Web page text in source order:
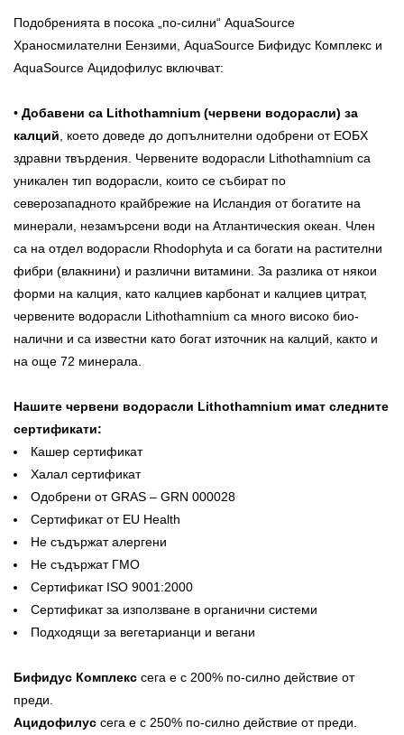
Подобренията в посока „по-силни“ AquaSource
Храносмилателни Еензими, AquaSource Бифидус Комплекс и
AquaSource Ацидофилус включват:
• Добавени са Lithothamnium (червени водорасли) за
калций , което доведе до допълнителни одобрени от ЕОБХ
здравни твърдения. Червените водорасли Lithothamnium са
уникален тип водорасли, които се събират по
северозападното крайбрежие на Исландия от богатите на
минерали, незамърсени води на Атлантическия океан. Член
са на отдел водорасли Rhodophyta и са богати на растителни
фибри (влакнини) и различни витамини. За разлика от някои
форми на калция, като калциев карбонат и калциев цитрат,
червените водорасли Lithothamnium са много високо био-
налични и са известни като богат източник на калций, както и
на още 72 минерала.
Нашите червени водорасли Lithothamnium имат следните
сертификати:
Кашер сертификат
Халал сертификат
Одобрени от GRAS – GRN 000028
Сертификат от EU Health
Не съдържат алергени
Не съдържат ГМО
Сертификат ISO 9001:2000
Сертификат за използване в органични системи
Подходящи за вегетарианци и вегани
Бифидус Комплекс сега е с 200% по-силно действие от
преди.
Ацидофилус сега е с 250% по-силно действие от преди.